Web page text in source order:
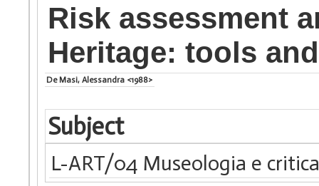
Risk assessment
Heritage: tools
De Masi, Alessandra <1988>
Subject
L-ART/04 Museologia e